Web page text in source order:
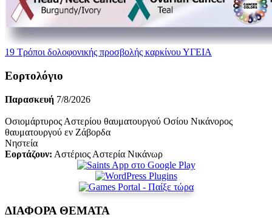
19 Τρόποι δολοφονικής προσβολής καρκίνουΥΓΕΙΑ
Εορτολόγιο
Παρασκευή 7/8/2026
Οσιομάρτυρος Αστερίου θαυματουργού Οσίου Νικάνορος
θαυματουργού εν Ζάβορδα
Νηστεία
Εορτάζουν: Αστέριος Αστερία Νικάνωρ
ΔΙΑΦΟΡΑ ΘΕΜΑΤΑ